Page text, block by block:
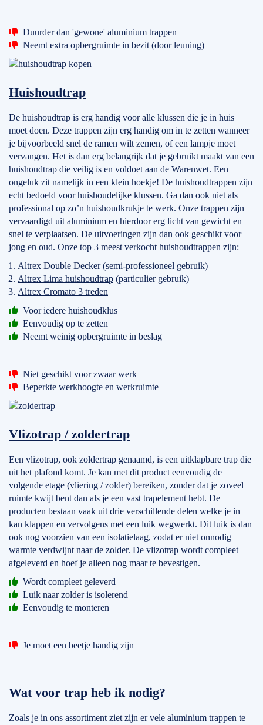
Duurder dan 'gewone' aluminium trappen
Neemt extra opbergruimte in bezit (door leuning)
Huishoudtrap
De huishoudtrap is erg handig voor alle klussen die je in huis
moet doen. Deze trappen zijn erg handig om in te zetten wanneer
je bijvoorbeeld snel de ramen wilt zemen, of een lampje moet
vervangen. Het is dan erg belangrijk dat je gebruikt maakt van een
huishoudtrap die veilig is en voldoet aan de Warenwet. Een
ongeluk zit namelijk in een klein hoekje! De huishoudtrappen zijn
echt bedoeld voor huishoudelijke klussen. Ga dan ook niet als
professional op zo’n huishoudkrukje te werk. Onze trappen zijn
vervaardigd uit aluminium en hierdoor erg licht van gewicht en
snel te verplaatsen. De uitvoeringen zijn dan ook geschikt voor
jong en oud. Onze top 3 meest verkocht huishoudtrappen zijn:
Altrex Double Decker(semi-professioneel gebruik)
Altrex Lima huishoudtrap (particulier gebruik)
Altrex Cromato 3 treden
Voor iedere huishoudklus
Eenvoudig op te zetten
Neemt weinig opbergruimte in beslag
Niet geschikt voor zwaar werk
Beperkte werkhoogte en werkruimte
Vlizotrap / zoldertrap
Een vlizotrap, ook zoldertrap genaamd, is een uitklapbare trap die
uit het plafond komt. Je kan met dit product eenvoudig de
volgende etage (vliering / zolder) bereiken, zonder dat je zoveel
ruimte kwijt bent dan als je een vast trapelement hebt. De
producten bestaan vaak uit drie verschillende delen welke je in
kan klappen en vervolgens met een luik wegwerkt. Dit luik is dan
ook nog voorzien van een isolatielaag, zodat er niet onnodig
warmte verdwijnt naar de zolder. De vlizotrap wordt compleet
afgeleverd en hoef je alleen nog maar te bevestigen.
Wordt compleet geleverd
Luik naar zolder is isolerend
Eenvoudig te monteren
Je moet een beetje handig zijn
Wat voor trap heb ik nodig?
Zoals je in ons assortiment ziet zijn er vele aluminium trappen te